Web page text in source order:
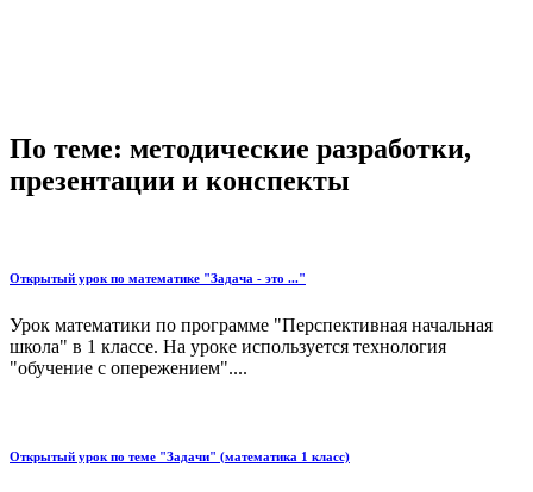
По теме: методические разработки,
презентации и конспекты
Открытый урок по математике "Задача - это ..."
Урок математики по программе "Перспективная начальная
школа" в 1 классе. На уроке используется технология
"обучение с опережением"....
Открытый урок по теме "Задачи" (математика 1 класс)